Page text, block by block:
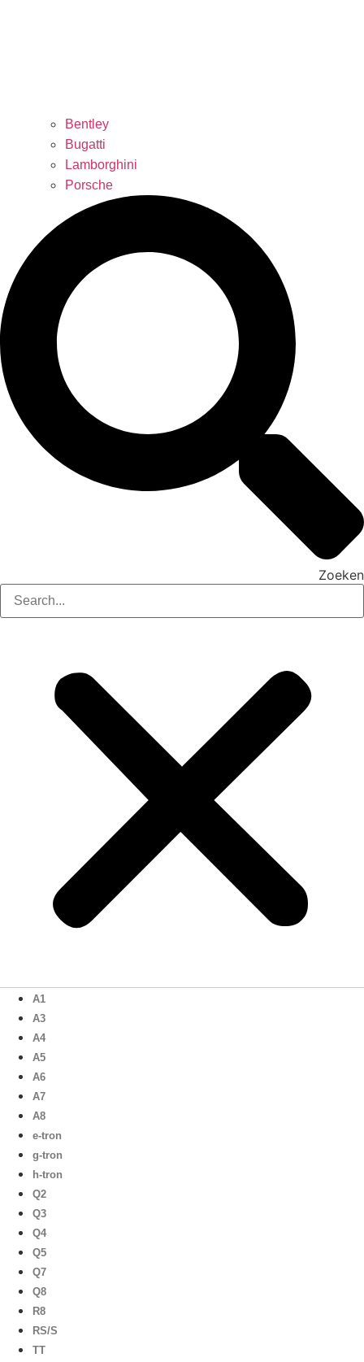
Bentley
Bugatti
Lamborghini
Porsche
Zoeken
A1
A3
A4
A5
A6
A7
A8
e-tron
g-tron
h-tron
Q2
Q3
Q4
Q5
Q7
Q8
R8
RS/S
TT